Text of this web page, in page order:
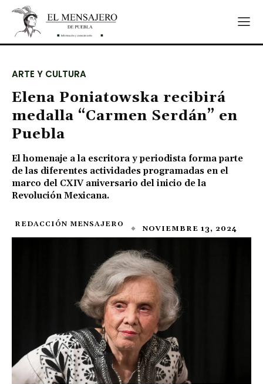
ARTE Y CULTURA
Elena Poniatowska recibirá
medalla “Carmen Serdán” en
Puebla
El homenaje a la escritora y periodista forma parte
de las diferentes actividades programadas en el
marco del CXIV aniversario del inicio de la
Revolución Mexicana.
REDACCIÓN MENSAJERO NOVIEMBRE 13, 2024